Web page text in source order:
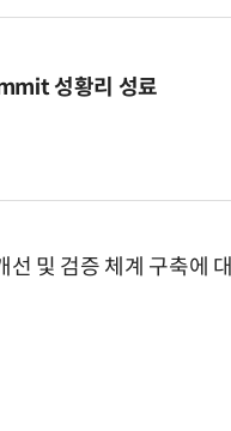
성황리 성료
및 검증 체계 구축에 대